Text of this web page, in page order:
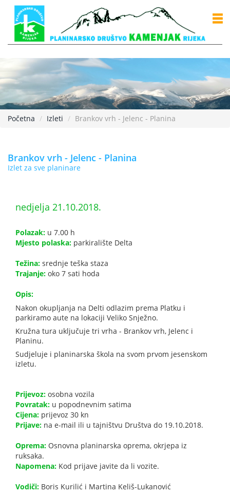
Početna Izleti Brankov vrh - Jelenc - Planina
Brankov vrh - Jelenc - Planina
Izlet za sve planinare
nedjelja 21.10.2018.
Polazak: u 7.00 h
Mjesto polaska: parkiralište Delta
Težina: srednje teška staza
Trajanje: oko 7 sati hoda
Opis:
Nakon okupljanja na Delti odlazim prema Platku i
parkiramo aute na lokaciji Veliko Snježno.
Kružna tura uključuje tri vrha - Brankov vrh, Jelenc i
Planinu.
Sudjeluje i planinarska škola na svom prvom jesenskom
izletu.
Prijevoz: osobna vozila
Povratak: u popodnevnim satima
Cijena: prijevoz 30 kn
Prijave: na e-mail ili u tajništvu Društva do 19.10.2018.
Oprema: Osnovna planinarska oprema, okrjepa iz
ruksaka.
Napomena: Kod prijave javite da li vozite.
Vodiči: Boris Kurilić i Martina Keliš-Lukanović